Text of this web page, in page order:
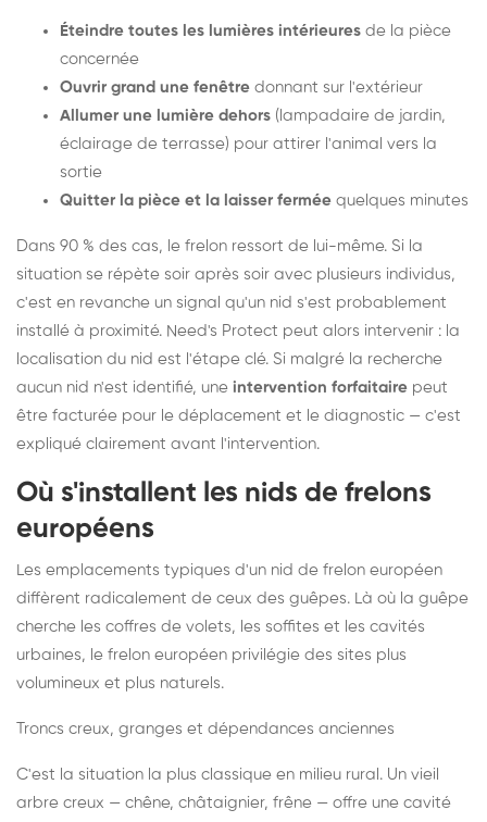
Éteindre toutes les lumières intérieures de la pièce
concernée
Ouvrir grand une fenêtre donnant sur l'extérieur
Allumer une lumière dehors (lampadaire de jardin,
éclairage de terrasse) pour attirer l'animal vers la
sortie
Quitter la pièce et la laisser fermée quelques minutes
Dans 90 % des cas, le frelon ressort de lui-même. Si la
situation se répète soir après soir avec plusieurs individus,
c'est en revanche un signal qu'un nid s'est probablement
installé à proximité. Need's Protect peut alors intervenir : la
localisation du nid est l'étape clé. Si malgré la recherche
aucun nid n'est identifié, une intervention forfaitaire peut
être facturée pour le déplacement et le diagnostic — c'est
expliqué clairement avant l'intervention.
Où s'installent les nids de frelons
européens
Les emplacements typiques d'un nid de frelon européen
diffèrent radicalement de ceux des guêpes. Là où la guêpe
cherche les coffres de volets, les soffites et les cavités
urbaines, le frelon européen privilégie des sites plus
volumineux et plus naturels.
Troncs creux, granges et dépendances anciennes
C'est la situation la plus classique en milieu rural. Un vieil
arbre creux — chêne, châtaignier, frêne — offre une cavité